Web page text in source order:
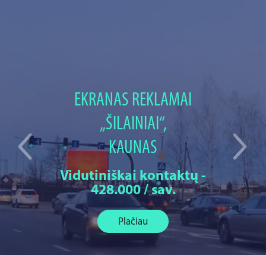
EKRANAS REKLAMAI
„ŠILAINIAI“,
KAUNAS
Vidutiniškai kontaktų -
428.000 / sav.
Plačiau